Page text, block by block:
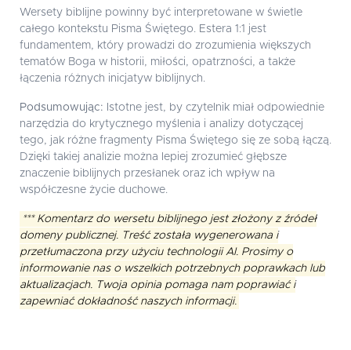
Wersety biblijne powinny być interpretowane w świetle
całego kontekstu Pisma Świętego. Estera 1:1 jest
fundamentem, który prowadzi do zrozumienia większych
tematów Boga w historii, miłości, opatrzności, a także
łączenia różnych inicjatyw biblijnych.
Podsumowując: Istotne jest, by czytelnik miał odpowiednie
narzędzia do krytycznego myślenia i analizy dotyczącej
tego, jak różne fragmenty Pisma Świętego się ze sobą łączą.
Dzięki takiej analizie można lepiej zrozumieć głębsze
znaczenie biblijnych przesłanek oraz ich wpływ na
współczesne życie duchowe.
*** Komentarz do wersetu biblijnego jest złożony z źródeł
domeny publicznej. Treść została wygenerowana i
przetłumaczona przy użyciu technologii AI. Prosimy o
informowanie nas o wszelkich potrzebnych poprawkach lub
aktualizacjach. Twoja opinia pomaga nam poprawiać i
zapewniać dokładność naszych informacji.